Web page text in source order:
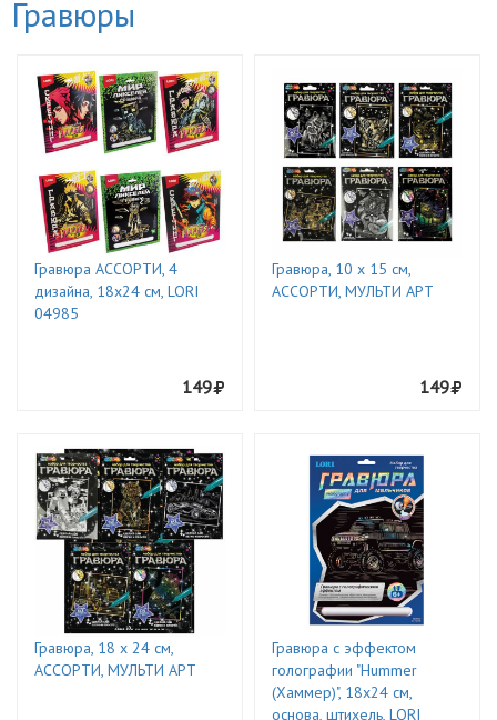
Гравюры
Гравюра АССОРТИ, 4
дизайна, 18х24 см, LORI
04985
149
Гравюра, 10 х 15 см,
АССОРТИ, МУЛЬТИ АРТ
149
Гравюра, 18 х 24 см,
АССОРТИ, МУЛЬТИ АРТ
Гравюра с эффектом
голографии "Hummer
(Хаммер)", 18х24 см,
основа, штихель, LORI